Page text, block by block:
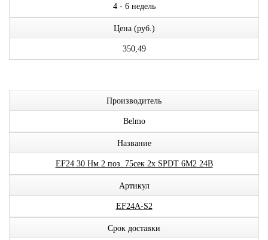
4 - 6 недель
Цена (руб.)
350,49
Производитель
Belmo
Название
EF24 30 Нм 2 поз. 75сек 2x SPDT 6М2 24В
Артикул
EF24A-S2
Срок доставки